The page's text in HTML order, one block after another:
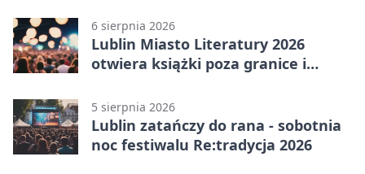
6 sierpnia 2026
Lublin Miasto Literatury 2026
otwiera książki poza granice i
5 sierpnia 2026
Lublin zatańczy do rana - sobotnia
noc festiwalu Re:tradycja 2026